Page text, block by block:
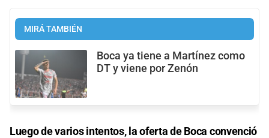
MIRÁ TAMBIÉN
Boca ya tiene a Martínez como
DT y viene por Zenón
Luego de varios intentos, la oferta de Boca convenció